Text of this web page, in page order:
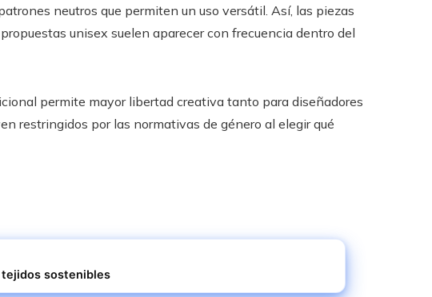
neutros que permiten un uso versátil. Así, las piezas
unisex suelen aparecer con frecuencia dentro del
permite mayor libertad creativa tanto para diseñadores
restringidos por las normativas de género al elegir qué
tejidos sostenibles